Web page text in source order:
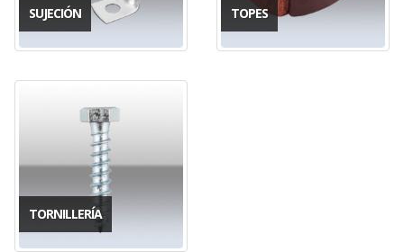
SUJECIÓN TOPES
TORNILLERÍA